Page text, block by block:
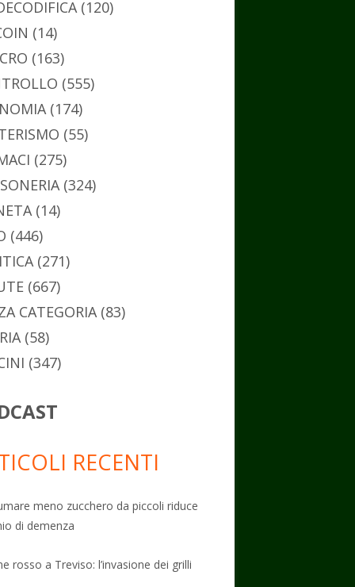
(120)
(14)
(163)
(555)
(174)
(55)
(275)
(324)
(14)
(446)
(271)
(667)
CATEGORIA(83)
(58)
(347)
RECENTI
meno zucchero da piccoli riduce
di demenza
rosso a Treviso: l’invasione dei grilli